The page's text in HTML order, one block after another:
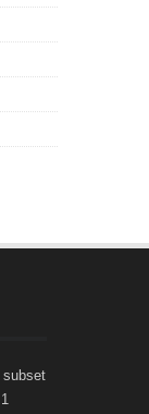
subset